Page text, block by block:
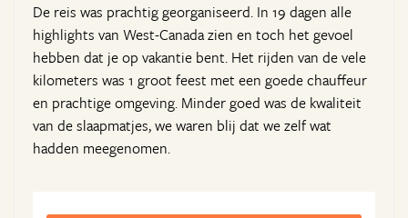
De reis was prachtig georganiseerd. In 19 dagen alle
highlights van West-Canada zien en toch het gevoel
hebben dat je op vakantie bent. Het rijden van de vele
kilometers was 1 groot feest met een goede chauffeur
en prachtige omgeving. Minder goed was de kwaliteit
van de slaapmatjes, we waren blij dat we zelf wat
hadden meegenomen.